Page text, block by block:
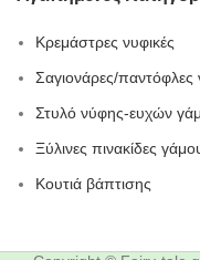
Κρεμάστρες νυφικές
Σαγιονάρες/παντόφλες
Στυλό νύφης-ευχών
Ξύλινες πινακίδες
Κουτιά βάπτισης